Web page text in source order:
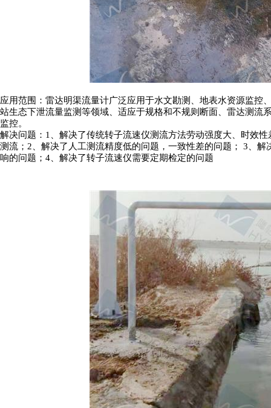
应用范围：雷达明渠流量计广泛应用于水文勘测、地表水资源监
站生态下泄流量监测等领域、适应于规格和不规则断面、雷达测
监控。
解决问题： 1、解决了传统转子流速仪测流方法劳动强度大、时效
测流；2、解决了人工测流精度低的问题，一致性差的问题； 3、
响的问题；4、解决了转子流速仪需要定期检定的问题